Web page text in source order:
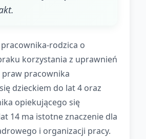
rodzica o
korzystania z uprawnień
pracownika
dzieckiem do lat 4 oraz
opiekującego się
14 ma istotne znaczenie dla
i organizacji pracy.